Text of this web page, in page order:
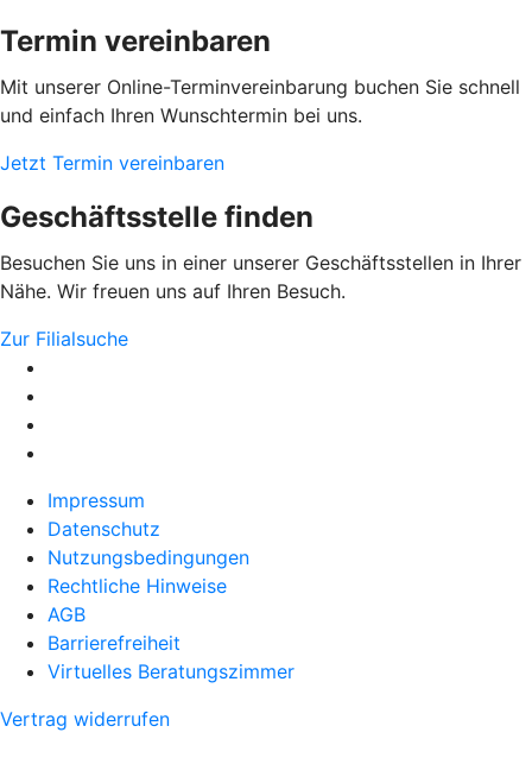
Termin vereinbaren
Mit unserer Online-Terminvereinbarung buchen Sie schnell
und einfach Ihren Wunschtermin bei uns.
Jetzt Termin vereinbaren
Geschäftsstelle finden
Besuchen Sie uns in einer unserer Geschäftsstellen in Ihrer
Nähe. Wir freuen uns auf Ihren Besuch.
Zur Filialsuche
Impressum
Datenschutz
Nutzungsbedingungen
Rechtliche Hinweise
AGB
Barrierefreiheit
Virtuelles Beratungszimmer
Vertrag widerrufen